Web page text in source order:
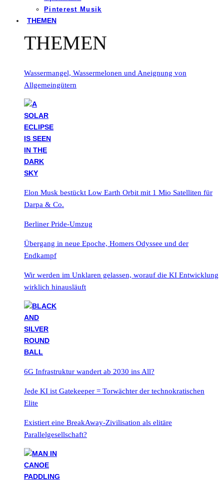
Pinterest Musik
THEMEN
THEMEN
Wassermangel, Wassermelonen und Aneignung von
Allgemeingütern
Elon Musk bestückt Low Earth Orbit mit 1 Mio Satelliten für
Darpa & Co.
Berliner Pride-Umzug
Übergang in neue Epoche, Homers Odyssee und der
Endkampf
Wir werden im Unklaren gelassen, worauf die KI Entwicklung
wirklich hinausläuft
6G Infrastruktur wandert ab 2030 ins All?
Jede KI ist Gatekeeper = Torwächter der technokratischen
Elite
Existiert eine BreakAway-Zivilisation als elitäre
Parallelgesellschaft?